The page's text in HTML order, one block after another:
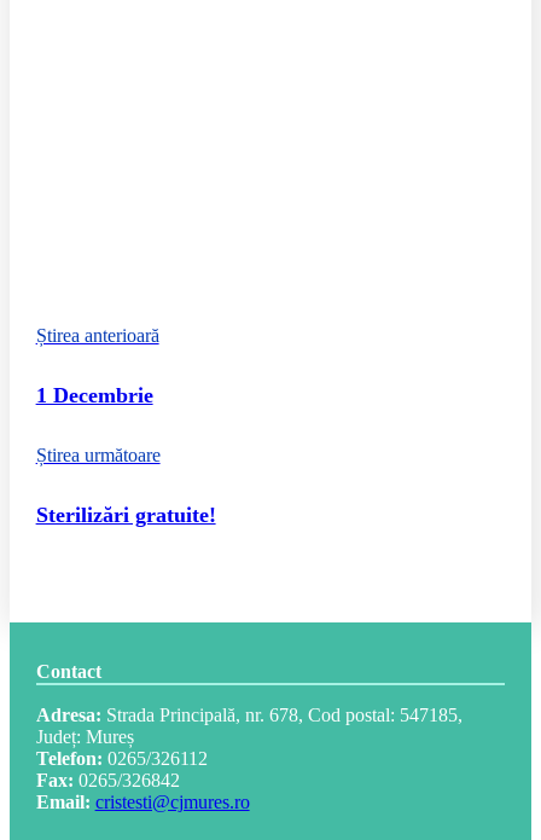
Știrea anterioară
1 Decembrie
Știrea următoare
Sterilizări gratuite!
Contact
Adresa: Strada Principală, nr. 678, Cod postal: 547185,
Județ: Mureș
Telefon: 0265/326112
Fax: 0265/326842
Email: cristesti@cjmures.ro